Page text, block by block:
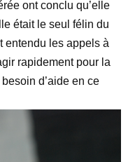
ont conclu qu’elle
était le seul félin du
entendu les appels à
rapidement pour la
d’aide en ce